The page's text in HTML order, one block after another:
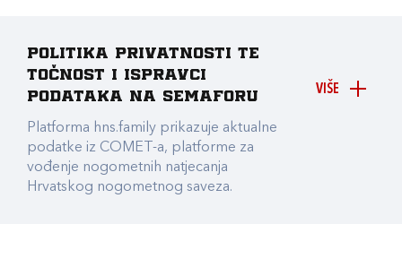
VIŠE
Politika privatnosti te
točnost i ispravci
podataka na Semaforu
Platforma hns.family prikazuje aktualne
podatke iz COMET-a, platforme za
vođenje nogometnih natjecanja
Hrvatskog nogometnog saveza.